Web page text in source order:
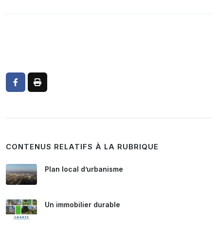
CONTENUS RELATIFS À LA RUBRIQUE
Plan local d’urbanisme
Un immobilier durable